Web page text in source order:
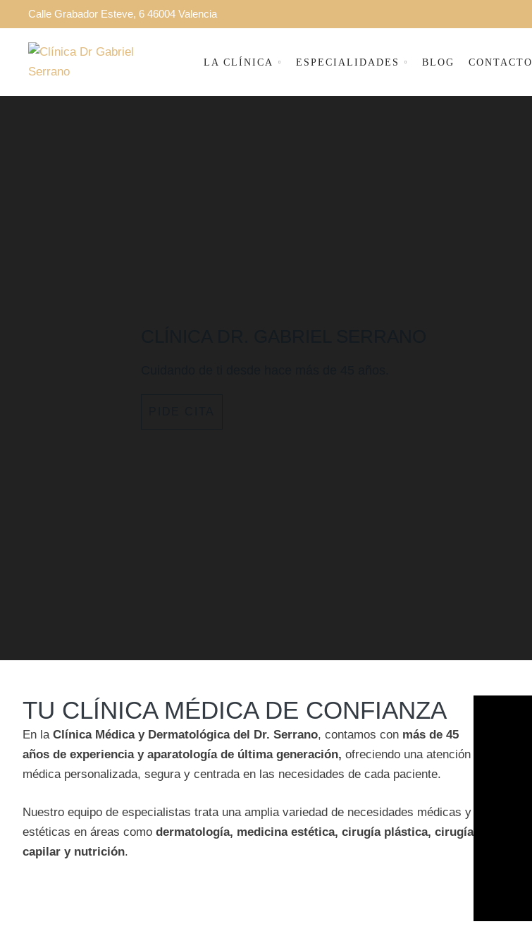
Calle Grabador Esteve, 6 46004 Valencia
LA CLÍNICA ESPECIALIDADES BLOG CONTACTO
TU CLÍNICA MÉDICA DE CONFIANZA
En la Clínica Médica y Dermatológica del Dr. Serrano, contamos con más de 45
años de experiencia y aparatología de última generación, ofreciendo una atención
médica personalizada, segura y centrada en las necesidades de cada paciente.
Nuestro equipo de especialistas trata una amplia variedad de necesidades médicas y
estéticas en áreas como dermatología, medicina estética, cirugía plástica, cirugía
capilar y nutrición.